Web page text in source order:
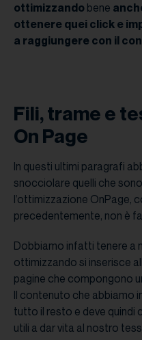
ottimizzando bene
ottenere quei click e
a raggiungere con il
Fili, trame e
On Page
In questi ultimi paragrafi
snocciolare quelli che
l’ottimizzazione OnPage,
precedentemente, non è
Dobbiamo infatti tenere a
ottimizzando si inserisce
pagine che compongono
Il contenuto che abbiamo
tutto il resto e deve quindi
utili a dar vita al nostro